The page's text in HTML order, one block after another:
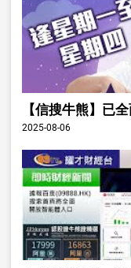
【信搜牛熊】已
2025-08-06